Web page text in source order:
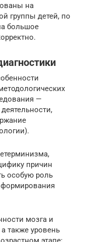
на
группы детей, по
большое
—
причин
особую роль
формирования
мозга и
также уровень